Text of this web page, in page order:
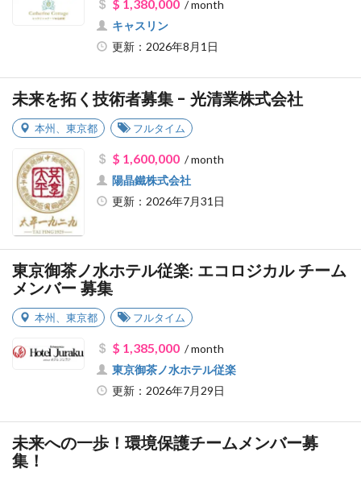
$ 1,380,000/ month
キャスリン
更新：2026年8月1日
未来を拓く技術者募集 - 光清業株式会社
本州 東京都 フルタイム
$ 1,600,000/ month
陽晶鐵株式会社
更新：2026年7月31日
東京御茶ノ水ホテル従楽: エコロジカル チーム
メンバー 募集
本州 東京都 フルタイム
$ 1,385,000/ month
東京御茶ノ水ホテル従楽
更新：2026年7月29日
未来への一歩！環境保護チームメンバー募
集！